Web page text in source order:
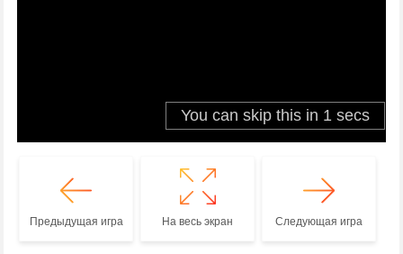
Предыдущая игра На весь экран Следующая игра